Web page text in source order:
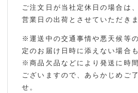
ご注文日が当社定休日の場合は
営業日の出荷とさせていただきま
※運送中の交通事情や悪天候等
定のお届け日時に添えない場合
※商品欠品などにより発送に時
ございますので、あらかじめご
せ。